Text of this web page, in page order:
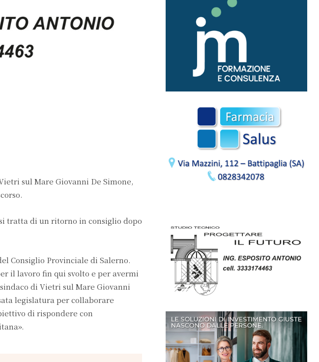
sul Mare Giovanni De Simone,
tratta di un ritorno in consiglio dopo
Consiglio Provinciale di Salerno.
il lavoro fin qui svolto e per avermi
di Vietri sul Mare Giovanni
legislatura per collaborare
di rispondere con